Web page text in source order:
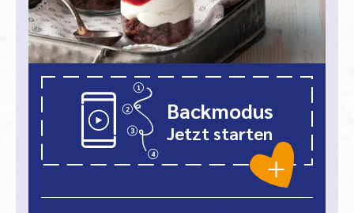
Backmodus
Jetzt starten